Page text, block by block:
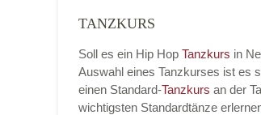
Name der Tanzschule
Kontakt E-Mail
TANZKURS
Soll es ein Hip Hop Tanzkurs in
Auswahl eines Tanzkurses ist es
einen Standard-Tanzkurs an der
wichtigsten Standardtänze